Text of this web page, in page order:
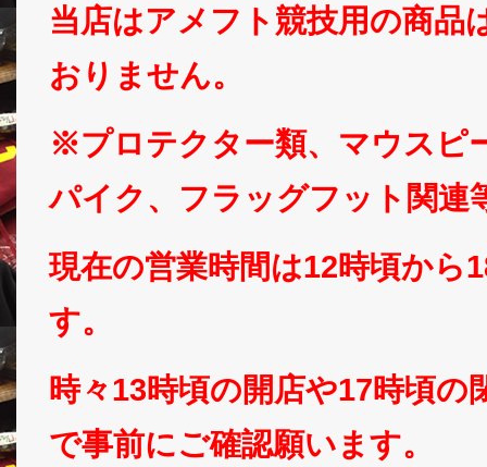
当店はアメフト競技用の商品
おりません。
※プロテクター類、マウスピ
パイク、フラッグフット関連
現在の営業時間は12時頃から
す。
時々13時頃の開店や17時頃の
で事前にご確認願います。